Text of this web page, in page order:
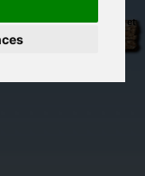
Activités
et jeux
Objets déco et